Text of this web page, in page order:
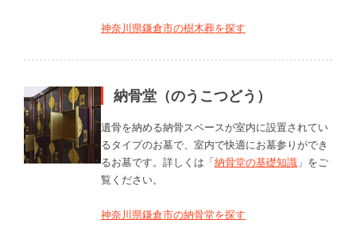
神奈川県鎌倉市の樹木葬を探す
納骨堂（のうこつどう）
遺骨を納める納骨スペースが室内に設置されてい
るタイプのお墓で、室内で快適にお墓参りができ
るお墓です。詳しくは「納骨堂の基礎知識 」をご
覧ください。
神奈川県鎌倉市の納骨堂を探す